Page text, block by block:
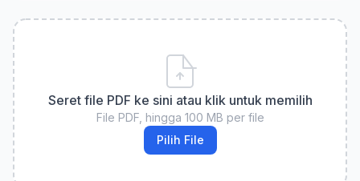
Seret file PDF ke sini atau klik untuk memilih
File PDF, hingga 100 MB per file
Pilih File